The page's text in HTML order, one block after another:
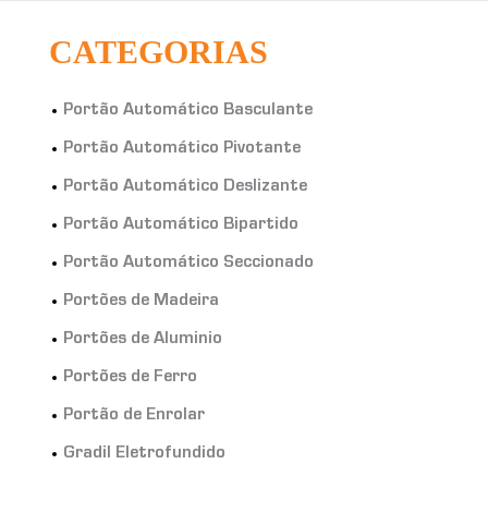
CATEGORIAS
Portão Automático Basculante
Portão Automático Pivotante
Portão Automático Deslizante
Portão Automático Bipartido
Portão Automático Seccionado
Portões de Madeira
Portões de Aluminio
Portões de Ferro
Portão de Enrolar
Gradil Eletrofundido